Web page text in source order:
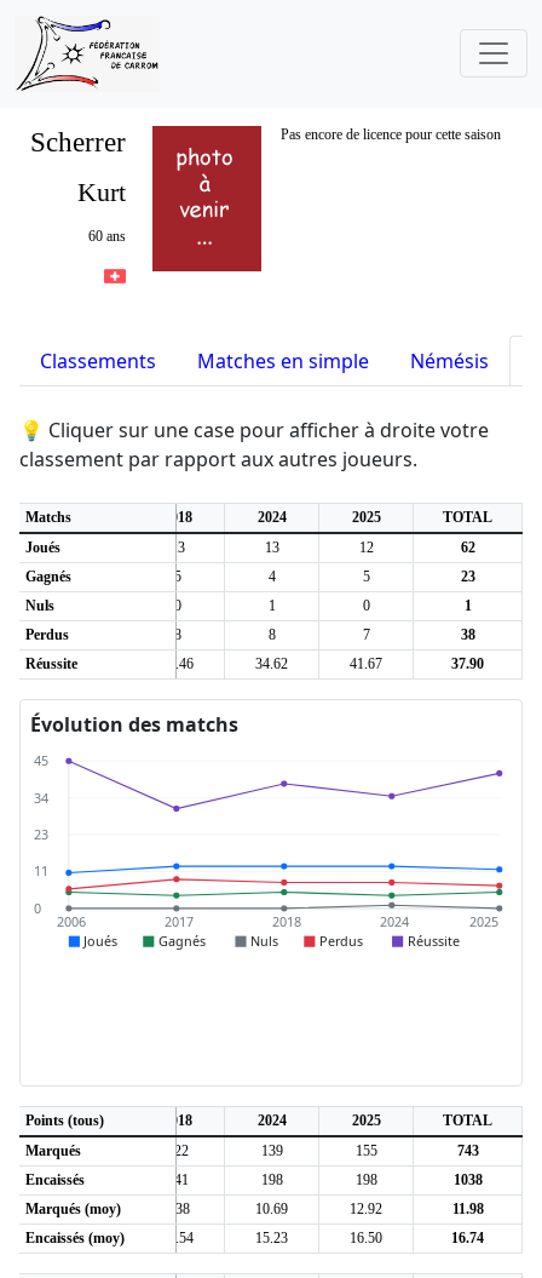
Scherrer Pas encore de licence pour cette saison
Kurt
60 ans
Classements Matches en simple Némésis
💡 Cliquer sur une case pour afficher à droite votre
classement par rapport aux autres joueurs.
Matchs2017 2018 2024 2025
TOTAL
Joués
13 13 12
62
Gagnés
5 4 5
23
Nuls
0 1 0
1
Perdus
8 8 7
38
Réussite30.77 38.46 34.62 41.67 37.90
Évolution des matchs
45
34
23
11
0
2006 2017 2018 2024 2025
Joués Gagnés Nuls Perdus Réussite
Points (tous)
2017 2018 2024 2025
TOTAL
Marqués167 122 139 155
743
Encaissés
231 241 198 198
1038
Marqués (moy)
12.85 9.38 10.69 12.92
11.98
Encaissés (moy)
17.77 18.54 15.23 16.50 16.74